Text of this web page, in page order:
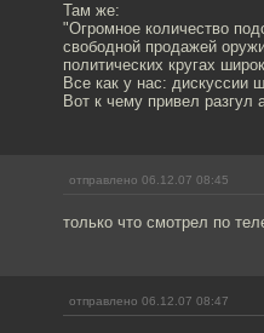
Там же:
"Огромное количество
свободной продажей
политических кругах
Все как у нас: дискуссии
Вот к чему привел разгул
отправлено 06.12.07 08:45
только что смотрел по
отправлено 06.12.07 08:47